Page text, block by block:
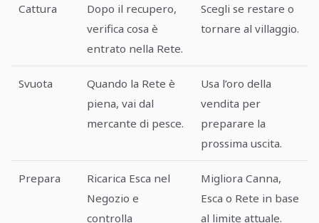
Cattura
Dopo il recupero,
verifica cosa è
entrato nella Rete.
Scegli se restare o
tornare al villaggio.
Svuota
Quando la Rete è
piena, vai dal
mercante di pesce.
Usa l’oro della
vendita per
preparare la
prossima uscita.
Prepara
Ricarica Esca nel
Negozio e
controlla
Migliora Canna,
Esca o Rete in base
al limite attuale.